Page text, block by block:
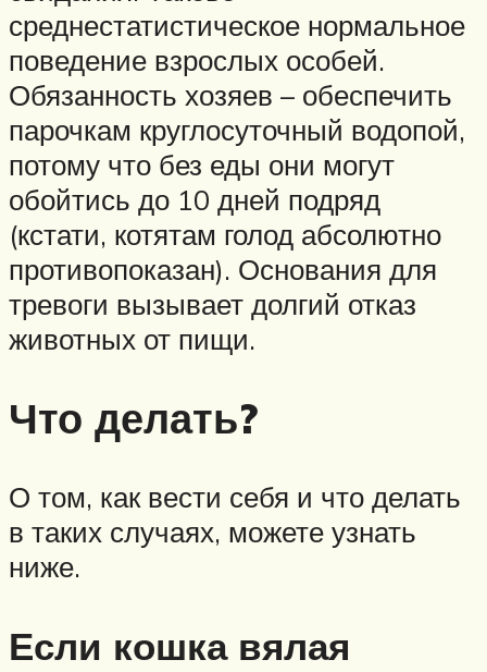
среднестатистическое нормальное
поведение взрослых особей.
Обязанность хозяев – обеспечить
парочкам круглосуточный водопой,
потому что без еды они могут
обойтись до 10 дней подряд
(кстати, котятам голод абсолютно
противопоказан). Основания для
тревоги вызывает долгий отказ
животных от пищи.
Что делать?
О том, как вести себя и что делать
в таких случаях, можете узнать
ниже.
Если кошка вялая